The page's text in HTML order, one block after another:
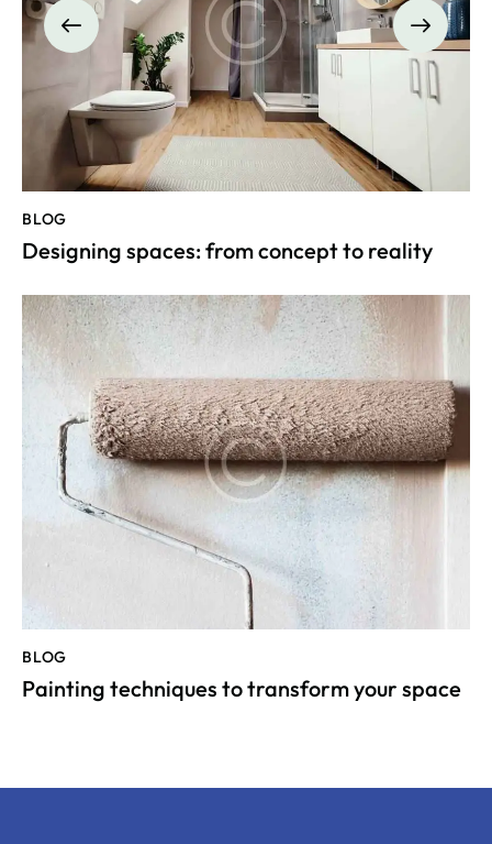
BLOG
Designing spaces: from concept to reality
BLOG
Painting techniques to transform your space